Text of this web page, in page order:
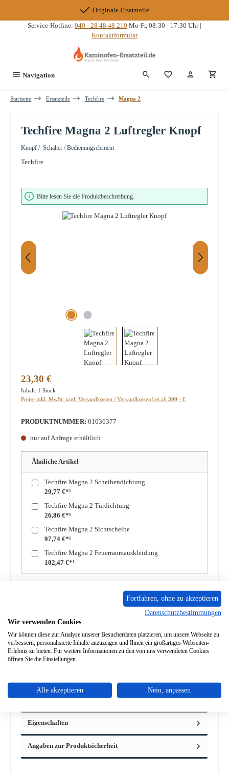
Originale Ersatzteile
Service-Hotline: 040 - 28 48 48 210 Mo-Fr, 08:30 - 17:30 Uhr |
Kontaktformular
Navigation Du hast 0
Startseite Ersatzteile Techfire Magna 2
Techfire Magna 2 Luftregler Knopf
Knopf / Schalter / Bedienungselement
Techfire
Bildergalerie überspringen
Bitte lesen Sie die Produktbeschreibung.
Regulärer Preis:
23,30 €
Inhalt: 1 Stück
Preise inkl. MwSt. zzgl. Versandkosten / Versandkostenfrei ab 399,- €
PRODUKTNUMMER: 01036377
nur auf Anfrage erhältlich
Ähnliche Artikel
Techfire Magna 2 Scheibendichtung
29,77 €*¹
Techfire Magna 2 Türdichtung
26,86 €*¹
Techfire Magna 2 Sichtscheibe
97,74 €*¹
Techfire Magna 2 Feuerraumauskleidung
102,47 €*¹
Frage zum Produkt
Original Knopf für Luftregler Primär für den Kaminofen
Techfire Magna 2 Der gesamte Luftregler besteht aus einem
Knopf und…Mehr
Eigenschaften
Angaben zur Produktsicherheit
Fortfahren, ohne zu akzeptieren
Datenschutzbestimmungen
Wir verwenden Cookies
Wir können diese zur Analyse unserer Besucherdaten platzieren, um unsere Webseite zu
verbessern, personalisierte Inhalte anzuzeigen und Ihnen ein großartiges Webseiten-
Erlebnis zu bieten. Für weitere Informationen zu den von uns verwendeten Cookies
öffnen Sie die Einstellungen.
Alle akzeptieren Nein, anpassen